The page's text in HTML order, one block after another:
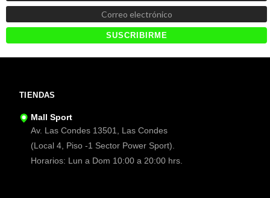
TIENDAS
Mall Sport
Av. Las Condes 13501, Las Condes
(Local 4, Piso -1 Sector Power Sport).
Horarios: Lun a Dom 10:00 a 20:00 hrs.